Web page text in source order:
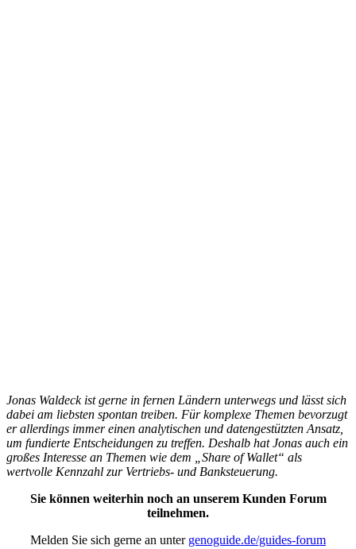
Jonas Waldeck ist gerne in fernen Ländern unterwegs und lässt sich
dabei am liebsten spontan treiben. Für komplexe Themen bevorzugt
er allerdings immer einen analytischen und datengestützten Ansatz,
um fundierte Entscheidungen zu treffen. Deshalb hat Jonas auch ein
großes Interesse an Themen wie dem „Share of Wallet“ als
wertvolle Kennzahl zur Vertriebs- und Banksteuerung.
Sie können weiterhin noch an unserem Kunden Forum
teilnehmen.
Melden Sie sich gerne an unter genoguide.de/guides-forum